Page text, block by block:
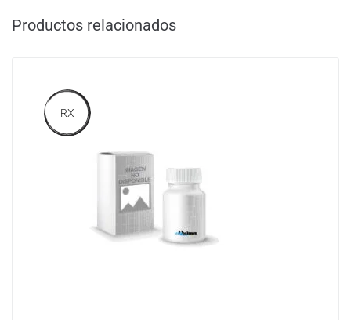
Productos relacionados
RX